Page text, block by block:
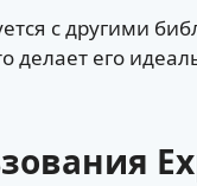
с другими
делает его